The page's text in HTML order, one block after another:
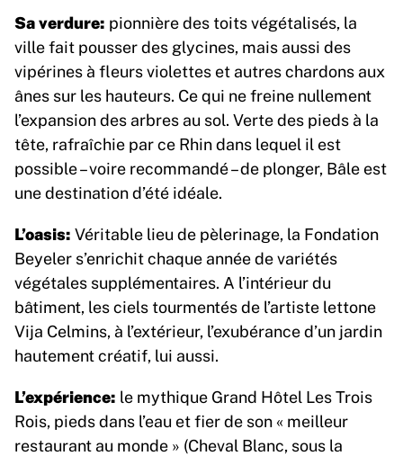
Sa verdure: pionnière des toits végétalisés, la
ville fait pousser des glycines, mais aussi des
vipérines à fleurs violettes et autres chardons aux
ânes sur les hauteurs. Ce qui ne freine nullement
l’expansion des arbres au sol. Verte des pieds à la
tête, rafraîchie par ce Rhin dans lequel il est
possible – voire recommandé – de plonger, Bâle est
une destination d’été idéale.
L’oasis: Véritable lieu de pèlerinage, la Fondation
Beyeler s’enrichit chaque année de variétés
végétales supplémentaires. A l’intérieur du
bâtiment, les ciels tourmentés de l’artiste lettone
Vija Celmins, à l’extérieur, l’exubérance d’un jardin
hautement créatif, lui aussi.
L’expérience: le mythique Grand Hôtel Les Trois
Rois, pieds dans l’eau et fier de son « meilleur
restaurant au monde » (Cheval Blanc, sous la